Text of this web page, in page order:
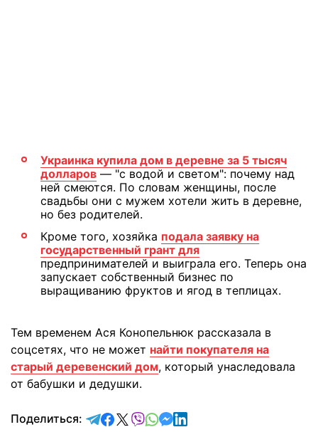
Украинка купила дом в деревне за 5 тысяч
долларов — "с водой и светом": почему над
ней смеются. По словам женщины, после
свадьбы они с мужем хотели жить в деревне,
но без родителей.
Кроме того, хозяйка подала заявку на
государственный грант для
предпринимателей и выиграла его. Теперь она
запускает собственный бизнес по
выращиванию фруктов и ягод в теплицах.
Тем временем Ася Конопельнюк рассказала в
соцсетях, что не может найти покупателя на
старый деревенский дом, который унаследовала
от бабушки и дедушки.
Поделиться: отправить в Telegram
поделиться в Facebook
поделиться в X
отправить в Viber
отправить в Whatsapp
отправить в Messenger
отправить в LinkedIn